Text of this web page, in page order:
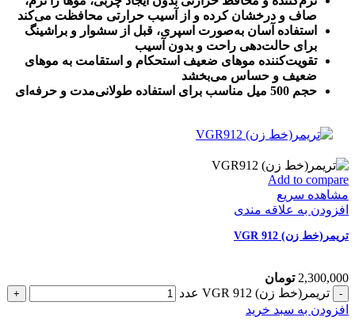
صاف و درخشان کرده و از آسیب حرارتی محافظت می‌کند
استفاده آسان به‌صورت اسپری، قبل از سشوار و براشینگ
برای حالت‌دهی راحت و بدون آسیب
تقویت‌کننده موهای ضعیف استحکام و استقامت به موهای
ضعیف و حساس می‌بخشد
حجم 500 میل مناسب برای استفاده طولانی‌مدت و حرفه‌ای
Add to compare
مشاهده سریع
افزودن به علاقه مندی
تریمر(خط زن) VGR 912
2,300,000 تومان
تریمر(خط زن) VGR 912 عدد
افزودن به سبد خرید